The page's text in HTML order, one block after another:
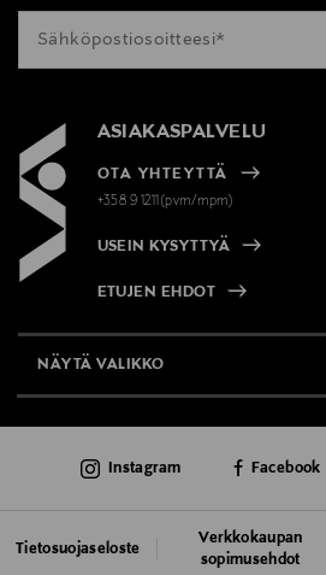
ASIAKASPALVELU
OTA YHTEYTTÄ
+358 9 1211(pvm/mpm)
USEIN KYSYTTYÄ
ETUJEN EHDOT
NÄYTÄ VALIKKO
AJANKOHTAISTA
Tietosuojaseloste
Verkkokaupan
sopimusehdot
Instagram Facebook